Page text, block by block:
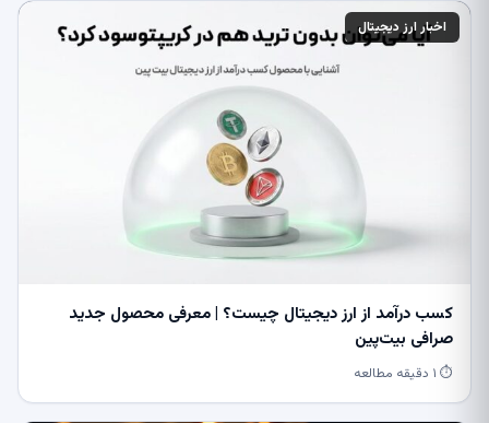
اخبار ارز دیجیتال
کسب درآمد از ارز دیجیتال چیست؟ | معرفی محصول جدید
صرافی بیت‌پین
⏱ ۱ دقیقه مطالعه